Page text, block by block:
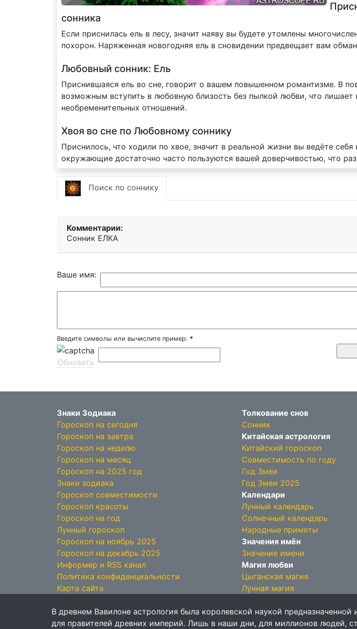
сонника
Если приснилась ель в лесу, значит наяву вы будете утомлены
похорон. Наряженная новогодняя ель в сновидении предвещает вам
Любовный сонник: Ель
Приснившаяся ель во сне, говорит о вашем повышенном романтизме. В
возможным вступить в любовную близость без пылкой любви, что лишает
необременительных отношений.
Хвоя во сне по Любовному соннику
Приснилось, что ходили по хвое, значит в реальной жизни вы ведёте
окружающие достаточно часто пользуются вашей доверчивостью, что
Поиск по соннику
Комментарии:
Сонник ЕЛКА
Ваше имя:
Введите символы или вычислите пример: *
Обновить
Знаки Зодиака
Гороскоп на сегодня
Гороскоп на завтра
Гороскоп на неделю
Гороскоп на месяц
Гороскоп на 2025 год
Знаки зодиака
Гороскоп совместимости
Гороскоп красоты
Гороскоп на год
Лунный гороскоп
Гороскоп на ноябрь 2025
Гороскоп на декабрь 2025
Информер и RSS канал
Политика конфиденциальности
Карта сайта
Толкование снов
Сонник
Китайская астрология
Китайский гороскоп
Совместимость по году
Год Змеи
Год Змеи 2025
Календари
Лунный календарь
Солнечный календарь
Народные приметы
Значения имён
Значение имени
Магия любви
Цыганская магия
Лунная магия
В древнем Вавилоне астрология была королевской наукой предназначенной
для правителей древних империй. Лишь в наши дни, для миллионов людей,